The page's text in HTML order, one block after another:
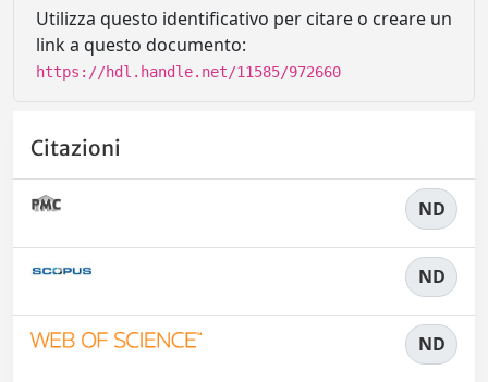
Utilizza questo identificativo per citare o creare un
link a questo documento:
https://hdl.handle.net/11585/972660
Citazioni
ND
ND
ND